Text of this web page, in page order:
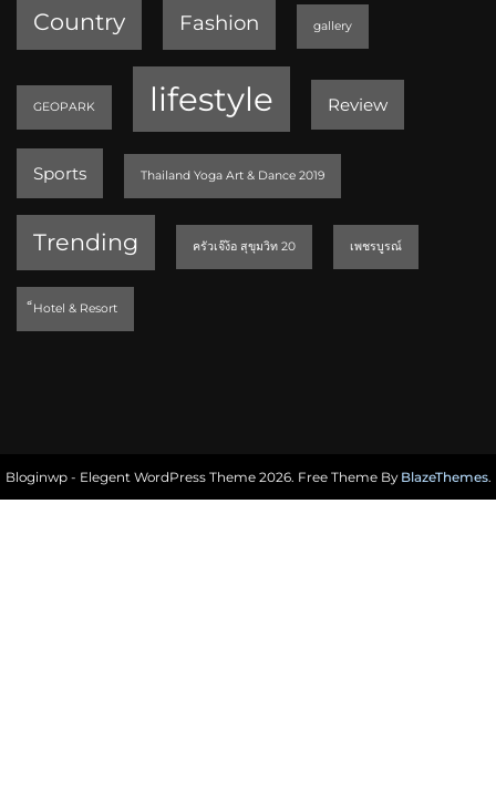
Country Fashion gallery
GEOPARK lifestyle Review
Sports Thailand Yoga Art & Dance 2019
Trending ครัวเจ๊ง้อ สุขุมวิท 20 เพชรบูรณ์
็Hotel & Resort
Bloginwp - Elegent WordPress Theme 2026. Free Theme By BlazeThemes.